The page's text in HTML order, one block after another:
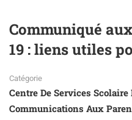
Communiqué
19 : liens utiles
Catégorie
Centre De Services
Communications Aux